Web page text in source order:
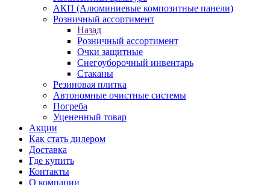
АКП (Алюминиевые композитные панели)
Розничный ассортимент
Назад
Розничный ассортимент
Очки защитные
Снегоуборочный инвентарь
Стаканы
Резиновая плитка
Автономные очистные системы
Погреба
Уцененный товар
Акции
Как стать дилером
Доставка
Где купить
Контакты
О компании